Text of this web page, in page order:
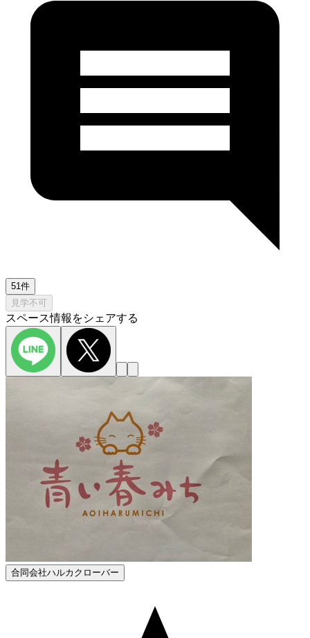
51件
見学不可
スペース情報をシェアする
合同会社ハルカクローバー